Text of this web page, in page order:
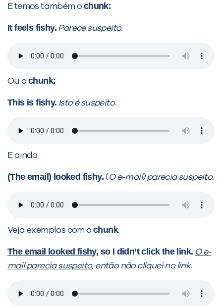
E temos também o chunk:
It feels fishy. Parece suspeito.
Ou o chunk:
This is fishy. Isto é suspeito.
E ainda:
(The email) looked fishy.(O e-mail) parecia suspeito.
Veja exemplos com o chunk:
The email looked fishy, so I didn’t click the link. O e-
mail parecia suspeito, então não cliquei no link.